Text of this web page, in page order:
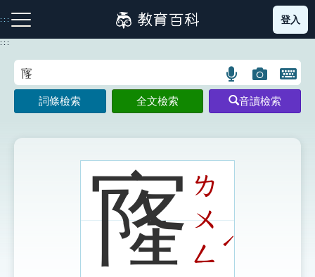
到
主
:::
注音索引圖示 筆畫索引圖示 部首索引表圖示
登入
:::
語
言
搜
示
圖
片
搜
開
鍵
圖
詞條檢索 全文檢索 音讀檢索
㝫ㄌ
ㄨ
ㄥ
ˊ